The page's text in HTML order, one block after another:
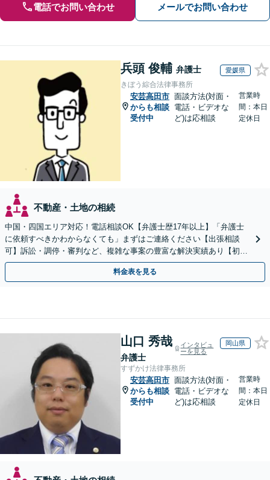
電話でお問い合わせ メールでお問い合わせ
兵頭 俊輔 弁護士 愛媛県
きぼう綜合法律事務所
安芸高田市
からも相談
受付中
面談方法(対面・
電話・ビデオな
ど)は応相談
営業時
間：本日
定休日
不動産・土地の相続
中国・四国エリア対応！電話相談OK【弁護士歴17年以上】「弁護士
に依頼すべきかわからなくても」まずはご連絡ください【出張相談
可】訴訟・調停・審判など、複雑な事案の豊富な解決実績あり【初回
相談無料】初回面談のみで解決できるケースもあります
料金表を見る
山口 秀哉
弁護士
インタビュ
ーを見る
岡山県
すずかけ法律事務所
安芸高田市
からも相談
受付中
面談方法(対面・
電話・ビデオな
ど)は応相談
営業時
間：本日
定休日